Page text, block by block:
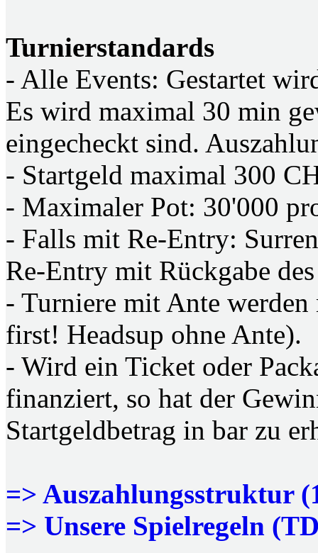
Turnierstandards
- Alle Events: Gestartet
Es wird maximal 30 min
eingecheckt sind.
- Startgeld maximal 300
- Maximaler Pot: 30'000
- Falls mit Re-Entry:
Re-Entry mit Rückgabe
- Turniere mit Ante
first! Headsup ohne Ante).
- Wird ein Ticket oder
finanziert, so hat der
Startgeldbetrag in bar zu
=> Auszahlungsstruktur
=> Unsere Spielregeln